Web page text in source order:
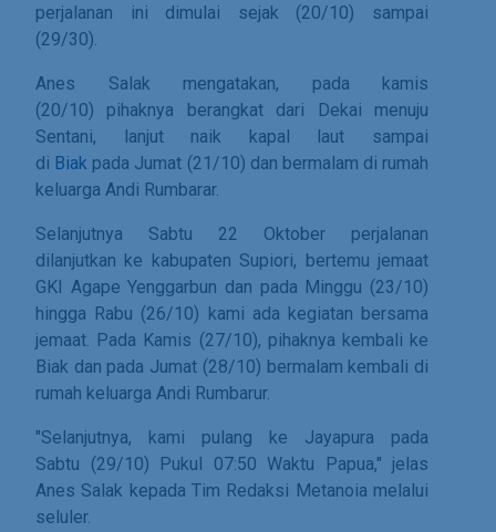
perjalanan ini dimulai sejak (20/10) sampai
(29/30).
Anes Salak mengatakan, pada kamis
(20/10) pihaknya berangkat dari Dekai menuju
Sentani, lanjut naik kapal laut sampai
di Biak pada Jumat (21/10) dan bermalam di rumah
keluarga Andi Rumbarar.
Selanjutnya Sabtu 22 Oktober perjalanan
dilanjutkan ke kabupaten Supiori, bertemu jemaat
GKI Agape Yenggarbun dan pada Minggu (23/10)
hingga Rabu (26/10) kami ada kegiatan bersama
jemaat. Pada Kamis (27/10), pihaknya kembali ke
Biak dan pada Jumat (28/10) bermalam kembali di
rumah keluarga Andi Rumbarur.
"Selanjutnya, kami pulang ke Jayapura pada
Sabtu (29/10) Pukul 07:50 Waktu Papua," jelas
Anes Salak kepada Tim Redaksi Metanoia melalui
seluler.